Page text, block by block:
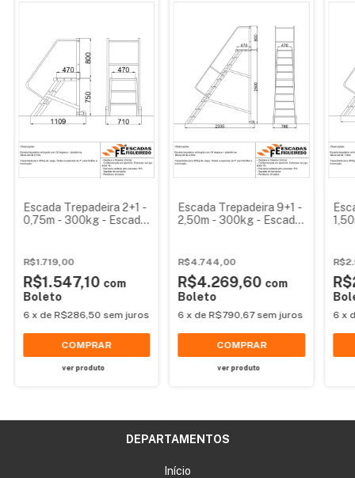
Escada Trepadeira 2+1 -
0,75m - 300kg - Escada
R$1.719,00
R$1.547,10 com
Boleto
6 x de R$286,50 sem juros
COMPRAR
ver produto
Escada Trepadeira 9+1 -
2,50m - 300kg - Escada
R$4.744,00
R$4.269,60 com
Boleto
6 x de R$790,67 sem juros
COMPRAR
ver produto
6 x
DEPARTAMENTOS
Início